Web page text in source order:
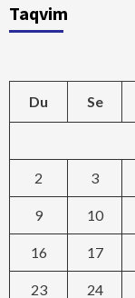
Taqvim
Du Se
2 3
9 10
16 17
23 24